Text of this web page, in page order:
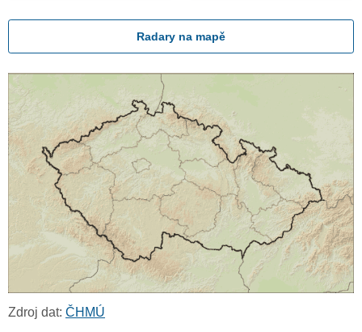
Radary na mapě
Zdroj dat: ČHMÚ